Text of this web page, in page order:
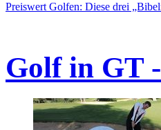
Preiswert Golfen: Diese drei
Golf in GT